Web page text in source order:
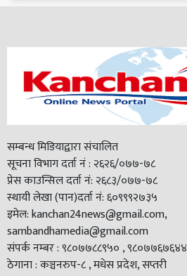
सम्बन्ध मिडियाद्वारा संचालित
सूचना विभाग दर्ता नं : २६२६/०७७-७८
प्रेस काउन्सिल दर्ता नं: २६८३/०७७-७८
स्थायी लेखा (पान)दर्ता नं: ६०९९९२७३५
इमेल: kanchan24news@gmail.com,
sambandhamedia@gmail.com
संपर्क नम्बर : ९८०७७८८९५० , ९८०७७६७६४४
ठेगाना : कञ्चनरुप-८ , मधेस प्रदेश, सप्तरी